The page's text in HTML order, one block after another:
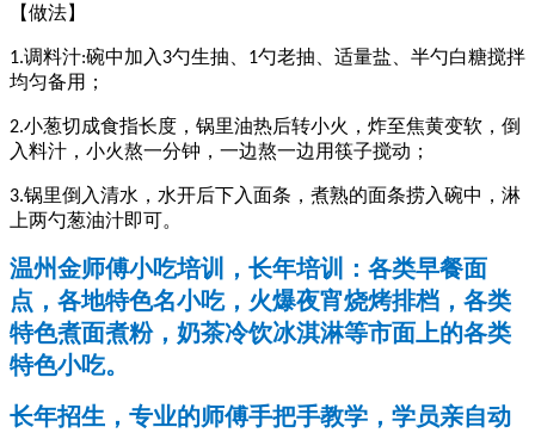
【做法】
1.调料汁:碗中加入 3勺生抽、 1勺老抽、适量盐、半勺白糖搅拌
均匀备用；
2.小葱切成食指长度，锅里油热后转小火，炸至焦黄变软，倒
入料汁，小火熬一分钟，一边熬一边用筷子搅动；
3.锅里倒入清水，水开后下入面条，煮熟的面条捞入碗中，淋
上两勺葱油汁即可。
温州金师傅小吃培训，长年培训：各类早餐面
点，各地特色名小吃，火爆夜宵烧烤排档，各类
特色煮面煮粉，奶茶冷饮冰淇淋等市面上的各类
特色小吃。
长年招生，专业的师傅手把手教学，学员亲自动